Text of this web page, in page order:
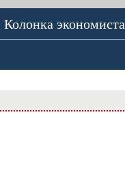
Колонка экономиста